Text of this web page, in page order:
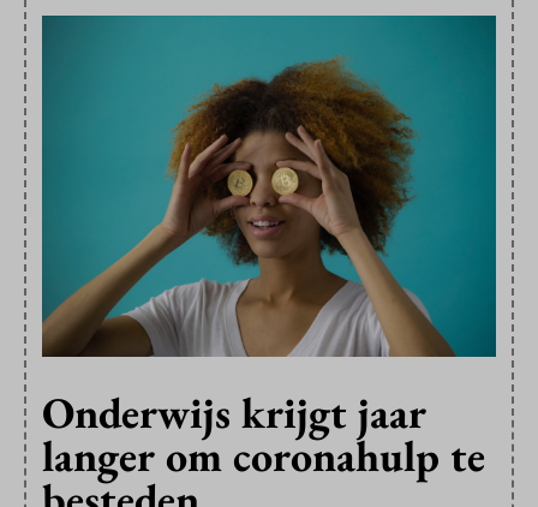
Onderwijs krijgt jaar
langer om coronahulp te